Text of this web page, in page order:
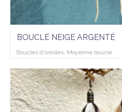
BOUCLE NEIGE ARGENTÉ
Boucles d'oreilles Moyenne boucle
Ajo
uter
à la